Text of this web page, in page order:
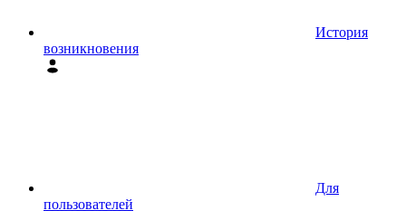
История
возникновения
Для
пользователей